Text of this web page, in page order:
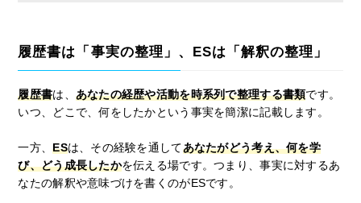
履歴書は「事実の整理」、ESは「解釈の整理」
履歴書は、 あなたの経歴や活動を時系列で整理する書類です。
いつ、どこで、何をしたかという事実を簡潔に記載します。
一方、ESは、その経験を通してあなたがどう考え、何を学
び、どう成長したかを伝える場です。つまり、事実に対するあ
なたの解釈や意味づけを書くのがESです。